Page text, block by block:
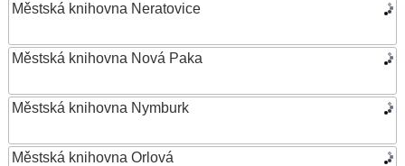
Městská knihovna Neratovice
Městská knihovna Nová Paka
Městská knihovna Nymburk
Městská knihovna Orlová